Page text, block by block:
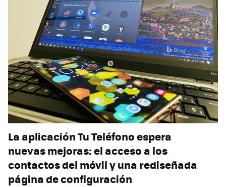
La aplicación Tu Teléfono espera
nuevas mejoras: el acceso a los
contactos del móvil y una rediseñada
página de configuración